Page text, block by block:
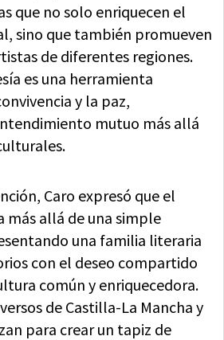
que no solo enriquecen el
sino que también promueven
de diferentes regiones.
es una herramienta
y la paz,
mutuo más allá
Caro expresó que el
más allá de una simple
una familia literaria
con el deseo compartido
común y enriquecedora.
de Castilla-La Mancha y
para crear un tapiz de